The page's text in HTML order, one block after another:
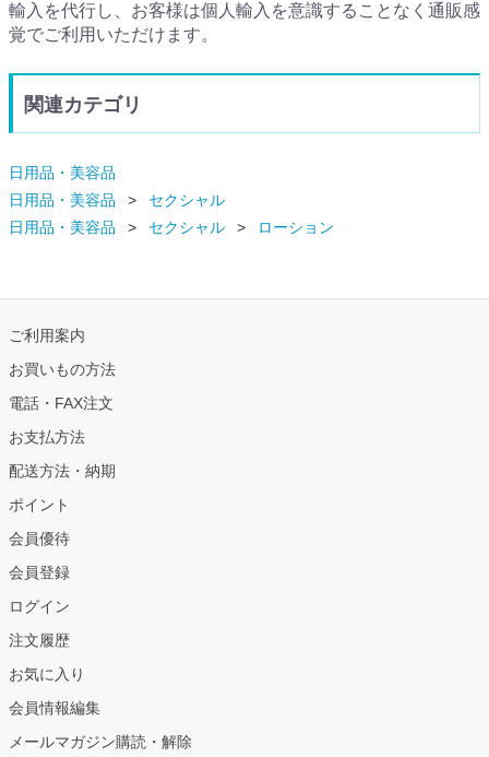
輸入を代行し、お客様は個人輸入を意識することなく通販感
覚でご利用いただけます。
関連カテゴリ
日用品・美容品
日用品・美容品
セクシャル
日用品・美容品
セクシャル ローション
ご利用案内
お買いもの方法
電話・FAX注文
お支払方法
配送方法・納期
ポイント
会員優待
会員登録
ログイン
注文履歴
お気に入り
会員情報編集
メールマガジン購読・解除